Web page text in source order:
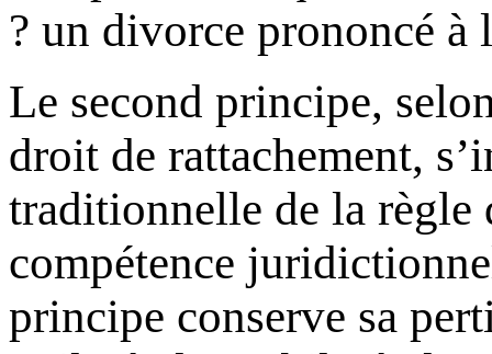
un divorce prononcé à
Le second principe,
droit de rattachement,
traditionnelle de la règle
compétence
principe conserve sa